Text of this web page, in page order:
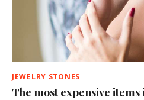
JEWELRY STONES
The most expensive